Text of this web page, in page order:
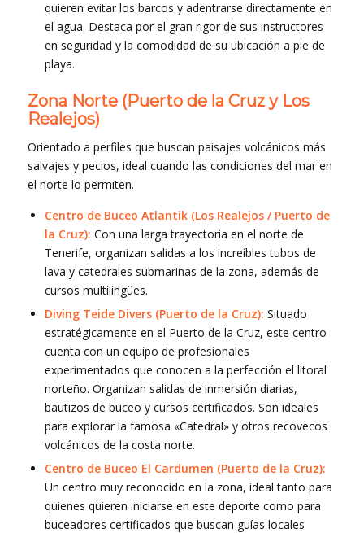
quieren evitar los barcos y adentrarse directamente en
el agua. Destaca por el gran rigor de sus instructores
en seguridad y la comodidad de su ubicación a pie de
playa.
Zona Norte (Puerto de la Cruz y Los
Realejos)
Orientado a perfiles que buscan paisajes volcánicos más
salvajes y pecios, ideal cuando las condiciones del mar en
el norte lo permiten.
Centro de Buceo Atlantik (Los Realejos / Puerto de
la Cruz): Con una larga trayectoria en el norte de
Tenerife, organizan salidas a los increíbles tubos de
lava y catedrales submarinas de la zona, además de
cursos multilingües.
Diving Teide Divers (Puerto de la Cruz): Situado
estratégicamente en el Puerto de la Cruz, este centro
cuenta con un equipo de profesionales
experimentados que conocen a la perfección el litoral
norteño. Organizan salidas de inmersión diarias,
bautizos de buceo y cursos certificados. Son ideales
para explorar la famosa «Catedral» y otros recovecos
volcánicos de la costa norte.
Centro de Buceo El Cardumen (Puerto de la Cruz):
Un centro muy reconocido en la zona, ideal tanto para
quienes quieren iniciarse en este deporte como para
buceadores certificados que buscan guías locales